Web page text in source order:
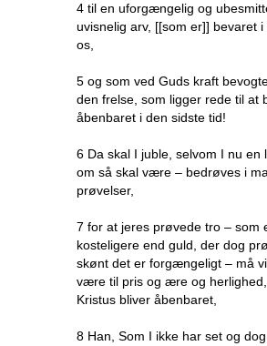
4 til en uforgængelig og
uvisnelig arv, [[som er]] bevaret i
os,
5 og som ved Guds kraft
den frelse, som ligger rede til at
åbenbaret i den sidste tid!
6 Da skal I juble, selvom I nu en
om så skal være – bedrøves i
prøvelser,
7 for at jeres prøvede tro – som
kosteligere end guld, der dog
skønt det er forgængeligt – må
være til pris og ære og
Kristus bliver åbenbaret,
8 Han, Som I ikke har set og dog